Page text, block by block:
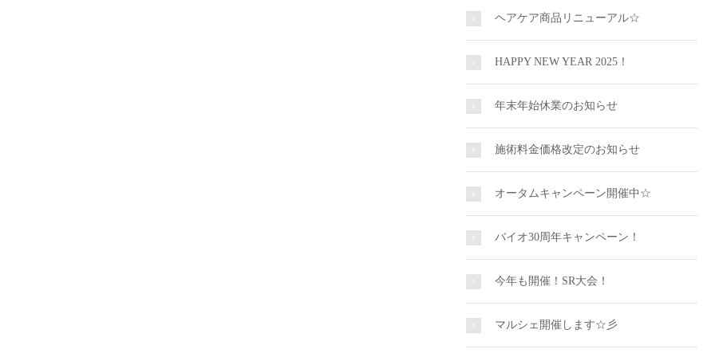
ヘアケア商品リニューアル☆
HAPPY NEW YEAR 2025！
年末年始休業のお知らせ
施術料金価格改定のお知らせ
オータムキャンペーン開催中☆
バイオ30周年キャンペーン！
今年も開催！SR大会！
マルシェ開催します☆彡